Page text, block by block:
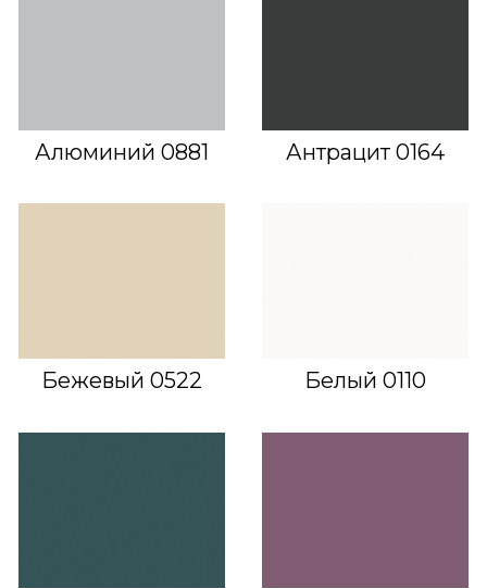
Алюминий 0881 Антрацит 0164
Бежевый 0522 Белый 0110